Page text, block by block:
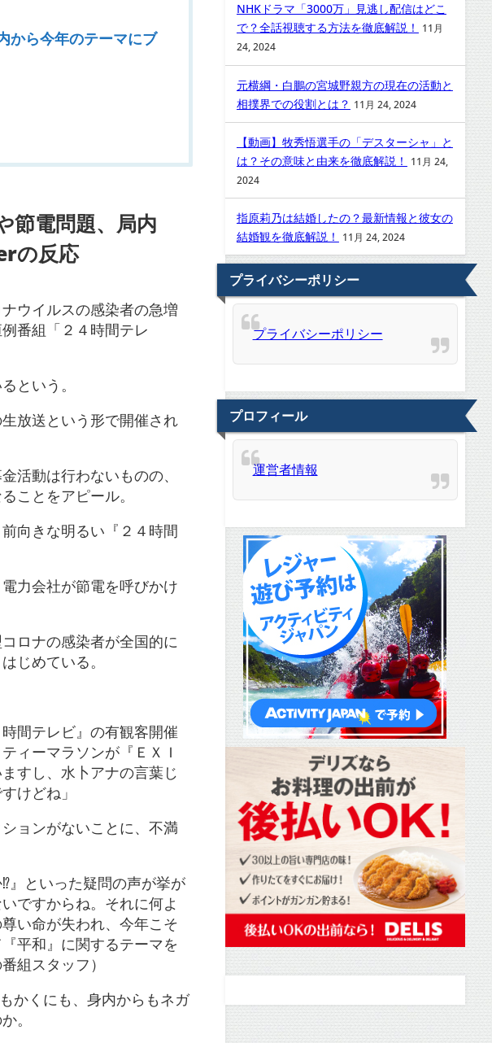
から今年のテーマにブ
節電問題、局内
の反応
ウイルスの感染者の急増
番組「２４時間テレ
という。
放送という形で開催され
活動は行わないものの、
ことをアピール。
向きな明るい『２４時間
力会社が節電を呼びかけ
ロナの感染者が全国的に
じめている。
間テレビ』の有観客開催
ィーマラソンが『ＥＸＩ
すし、水卜アナの言葉じ
けどね」
ョンがないことに、不満
』といった疑問の声が挙が
ですからね。それに何よ
い命が失われ、今年こそ
平和』に関するテーマを
組スタッフ）
かくにも、身内からもネガ
。
NHKドラマ「3000万」見逃し配信はどこ
で？全話視聴する方法を徹底解説！
11月
24, 2024
元横綱・白鵬の宮城野親方の現在の活動と
相撲界での役割とは？ 11月 24, 2024
【動画】牧秀悟選手の「デスターシャ」と
は？その意味と由来を徹底解説！
11月 24,
2024
指原莉乃は結婚したの？最新情報と彼女の
結婚観を徹底解説！
11月 24, 2024
プライバシーポリシー
プライバシーポリシー
プロフィール
運営者情報